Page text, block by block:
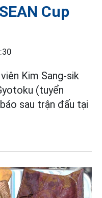
Cup
Kim Sang-sik
(tuyển
sau trận đấu tại